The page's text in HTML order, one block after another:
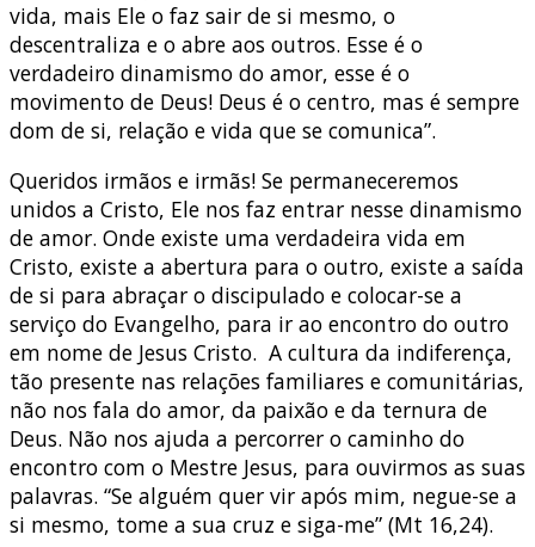
vida, mais Ele o faz sair de si mesmo, o
descentraliza e o abre aos outros. Esse é o
verdadeiro dinamismo do amor, esse é o
movimento de Deus! Deus é o centro, mas é sempre
dom de si, relação e vida que se comunica”.
Queridos irmãos e irmãs! Se permaneceremos
unidos a Cristo, Ele nos faz entrar nesse dinamismo
de amor. Onde existe uma verdadeira vida em
Cristo, existe a abertura para o outro, existe a saída
de si para abraçar o discipulado e colocar-se a
serviço do Evangelho, para ir ao encontro do outro
em nome de Jesus Cristo. A cultura da indiferença,
tão presente nas relações familiares e comunitárias,
não nos fala do amor, da paixão e da ternura de
Deus. Não nos ajuda a percorrer o caminho do
encontro com o Mestre Jesus, para ouvirmos as suas
palavras. “Se alguém quer vir após mim, negue-se a
si mesmo, tome a sua cruz e siga-me” (Mt 16,24).